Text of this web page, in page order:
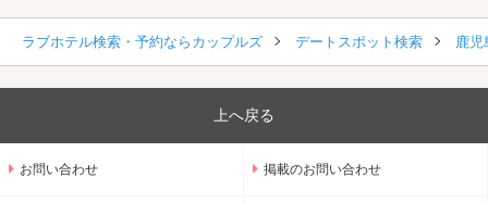
ラブホテル検索・予約ならカップルズ デートスポット検索 鹿児
上へ戻る
お問い合わせ 掲載のお問い合わせ